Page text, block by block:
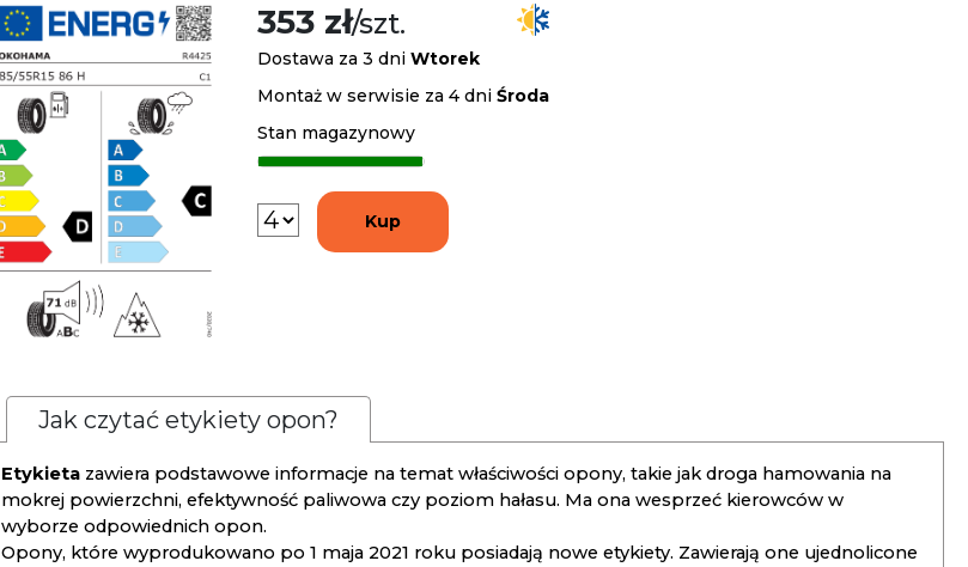
353 zł/szt.
Dostawa za 3 dni Wtorek
Montaż w serwisie za 4 dni Środa
Stan magazynowy
Kup
Jak czytać etykiety opon?
Etykieta zawiera podstawowe informacje na temat właściwości opony, takie jak droga hamowania na
mokrej powierzchni, efektywność paliwowa czy poziom hałasu. Ma ona wesprzeć kierowców w
wyborze odpowiednich opon.
Opony, które wyprodukowano po 1 maja 2021 roku posiadają nowe etykiety. Zawierają one ujednolicone